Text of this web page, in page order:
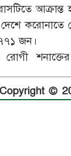
আক্রান্ত
করোনাতে
জন।
রোগী
Copyright ©